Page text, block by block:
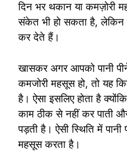
दिन भर थकान या कमज़ोरी
संकेत भी हो सकता है, लेकिन
कर देते हैं।
खासकर अगर आपको पानी
कमजोरी महसूस हो, तो यह
है। ऐसा इसलिए होता है
काम ठीक से नहीं कर पाती
पड़ती है। ऐसी स्थिति में
महसूस करता है।